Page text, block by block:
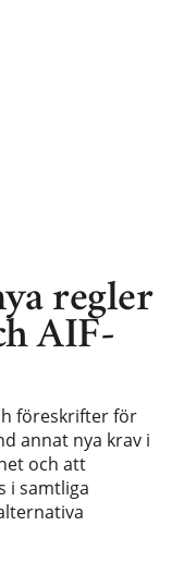
regler
AIF-
föreskrifter för
annat nya krav i
och att
i samtliga